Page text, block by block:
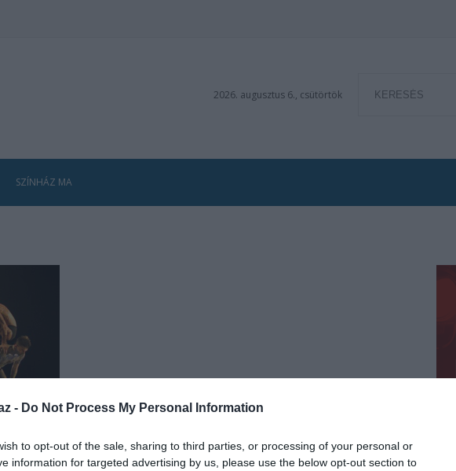
- Do Not Process My Personal Information
to opt-out of the sale, sharing to third parties, or processing of your personal or
information for targeted advertising by us, please use the below opt-out section to
2026. augusztus 6., csütörtök
SZÍNHÁZ MA